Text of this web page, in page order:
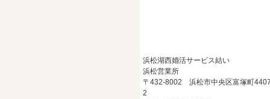
浜松湖西婚活サービス結い
浜松営業所
〒432-8002 浜松市中央区富塚町
2